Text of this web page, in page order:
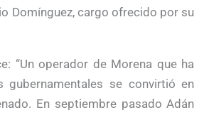
Domínguez, cargo ofrecido por su
“Un operador de Morena que ha
se convirtió en
En septiembre pasado Adán